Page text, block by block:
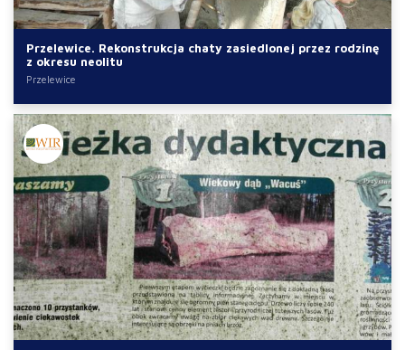
Przelewice. Rekonstrukcja chaty zasiedlonej przez rodzinę
z okresu neolitu
Przelewice